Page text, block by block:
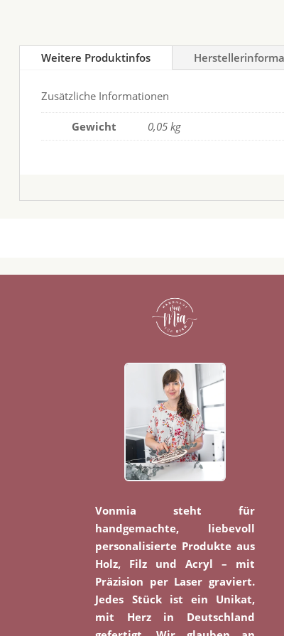
Weitere Produktinfos
Zusätzliche Informationen
Gewicht 0,05 kg
Vonmia steht für
handgemachte, liebevoll
personalisierte Produkte aus
Holz, Filz und Acryl – mit
Präzision per Laser graviert.
Jedes Stück ist ein Unikat,
mit Herz in Deutschland